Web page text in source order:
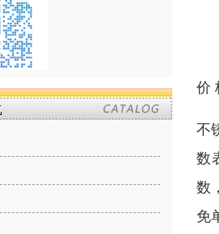
价
不
数
数
免